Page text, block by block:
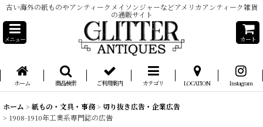
古い海外の紙ものやアンティークメイソンジャーなどアメリカアンティーク雑貨
の通販サイト
メニュー カート
ホーム 商品検索 ご利用案内 カテゴリ LOCATION Instagram
ホーム > 紙もの・文具・事務> 切り抜き広告・企業広告
> 1908-1910年工業系専門誌の広告